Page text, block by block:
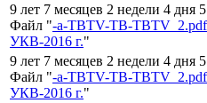
9 лет 7 месяцев 2 недели 4 дня
Файл "-a-TBTV-TB-TBTV_2.pdf
УКВ-2016 г."
9 лет 7 месяцев 2 недели 4 дня
Файл "-a-TBTV-TB-TBTV_2.pdf
УКВ-2016 г."